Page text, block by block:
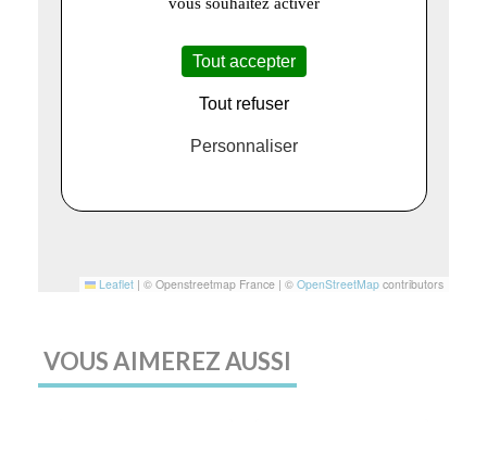
Leaflet | © Openstreetmap France | © OpenStreetMap contributors
VOUS AIMEREZ AUSSI
Tout accepter
Tout refuser
Personnaliser